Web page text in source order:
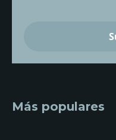
Más populares